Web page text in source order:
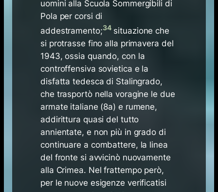
uomini alla Scuola Sommergibili di
Pola per corsi di
addestramento;34 situazione che
si protrasse fino alla primavera del
1943, ossia quando, con la
controffensiva sovietica e la
disfatta tedesca di Stalingrado,
che trasportò nella voragine le due
armate italiane (8a) e rumene,
addirittura quasi del tutto
annientate, e non più in grado di
continuare a combattere, la linea
del fronte si avvicinò nuovamente
alla Crimea. Nel frattempo però,
per le nuove esigenze verificatisi